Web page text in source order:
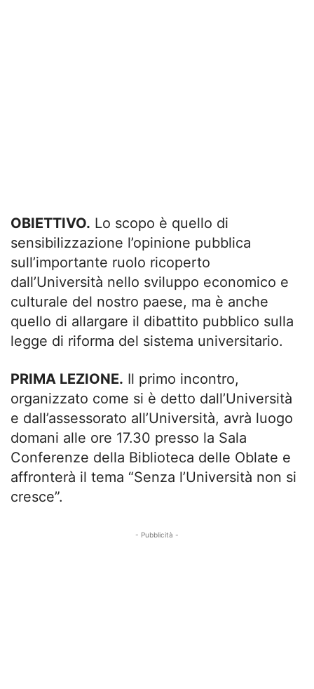
OBIETTIVO. Lo scopo è quello di
sensibilizzazione l’opinione pubblica
sull’importante ruolo ricoperto
dall’Università nello sviluppo economico e
culturale del nostro paese, ma è anche
quello di allargare il dibattito pubblico sulla
legge di riforma del sistema universitario.
PRIMA LEZIONE. Il primo incontro,
organizzato come si è detto dall’Università
e dall’assessorato all’Università, avrà luogo
domani alle ore 17.30 presso la Sala
Conferenze della Biblioteca delle Oblate e
affronterà il tema “Senza l’Università non si
cresce”.
- Pubblicità -